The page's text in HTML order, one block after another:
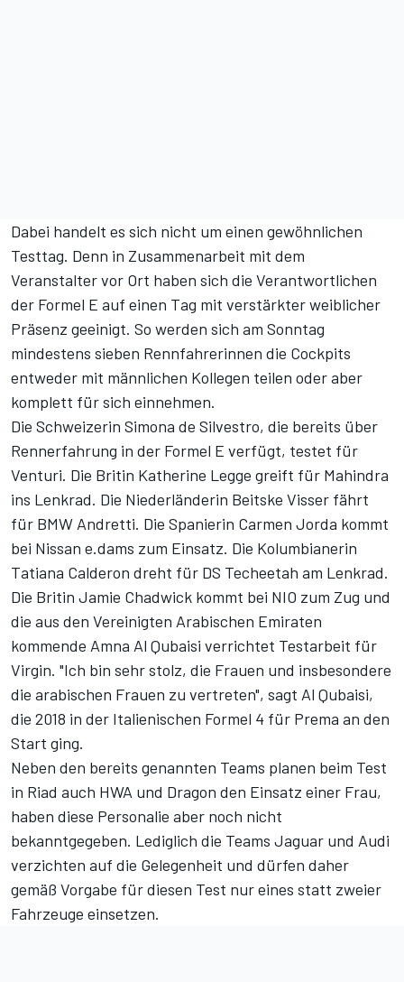
Dabei handelt es sich nicht um einen gewöhnlichen
Testtag. Denn in Zusammenarbeit mit dem
Veranstalter vor Ort haben sich die Verantwortlichen
der Formel E auf einen Tag mit verstärkter weiblicher
Präsenz geeinigt. So werden sich am Sonntag
mindestens sieben Rennfahrerinnen die Cockpits
entweder mit männlichen Kollegen teilen oder aber
komplett für sich einnehmen.
Die Schweizerin Simona de Silvestro, die bereits über
Rennerfahrung in der Formel E verfügt, testet für
Venturi. Die Britin Katherine Legge greift für Mahindra
ins Lenkrad. Die Niederländerin Beitske Visser fährt
für BMW Andretti. Die Spanierin Carmen Jorda kommt
bei Nissan e.dams zum Einsatz. Die Kolumbianerin
Tatiana Calderon dreht für DS Techeetah am Lenkrad.
Die Britin Jamie Chadwick kommt bei NIO zum Zug und
die aus den Vereinigten Arabischen Emiraten
kommende Amna Al Qubaisi verrichtet Testarbeit für
Virgin. "Ich bin sehr stolz, die Frauen und insbesondere
die arabischen Frauen zu vertreten", sagt Al Qubaisi,
die 2018 in der Italienischen Formel 4 für Prema an den
Start ging.
Neben den bereits genannten Teams planen beim Test
in Riad auch HWA und Dragon den Einsatz einer Frau,
haben diese Personalie aber noch nicht
bekanntgegeben. Lediglich die Teams Jaguar und Audi
verzichten auf die Gelegenheit und dürfen daher
gemäß Vorgabe für diesen Test nur eines statt zweier
Fahrzeuge einsetzen.